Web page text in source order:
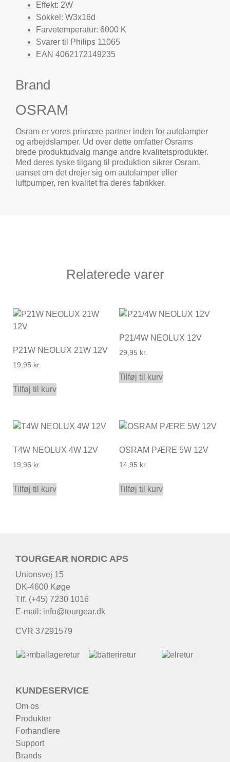
Effekt: 2W
Sokkel: W3x16d
Farvetemperatur: 6000 K
Svarer til Philips 11065
EAN 4062172149235
Brand
OSRAM
Osram er vores primære partner inden for autolamper
og arbejdslamper. Ud over dette omfatter Osrams
brede produktudvalg mange andre kvalitetsprodukter.
Med deres tyske tilgang til produktion sikrer Osram,
uanset om det drejer sig om autolamper eller
luftpumper, ren kvalitet fra deres fabrikker.
Relaterede varer
P21W NEOLUX 21W 12V
19,95 kr.
Tilføj til kurv
P21/4W NEOLUX 12V
29,95 kr.
Tilføj til kurv
T4W NEOLUX 4W 12V
19,95 kr.
Tilføj til kurv
OSRAM PÆRE 5W 12V
14,95 kr.
Tilføj til kurv
TOURGEAR NORDIC APS
Unionsvej 15
DK-4600 Køge
Tlf. (+45) 7230 1016
E-mail: info@tourgear.dk
CVR 37291579
KUNDESERVICE
Om os
Produkter
Forhandlere
Support
Brands